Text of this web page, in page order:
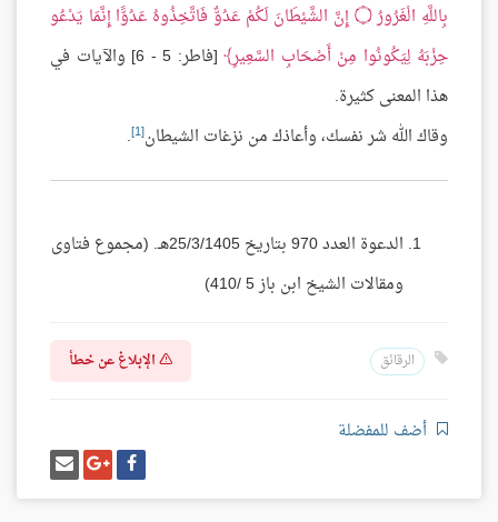
بِاللَّهِ الْغَرُورُ۝
إِنَّ الشَّيْطَانَ لَكُمْ عَدُوٌّ فَاتَّخِذُوهُ عَدُوًّا إِنَّمَا يَدْعُو
حِزْبَهُ لِيَكُونُوا مِنْ أَصْحَابِ السَّعِيرِ
[فاطر: 5 - 6] والآيات في
هذا المعنى كثيرة.
وقاك الله شر نفسك، وأعاذك من نزغات الشيطان[1]
.
الدعوة العدد 970 بتاريخ 25/3/1405هـ. (مجموع فتاوى
ومقالات الشيخ ابن باز 5 /410)
الرقائق الإبلاغ عن خطأ
أضف للمفضلة
شارك
على
فيسبوك
شارك
على
غوغل
بلس
إرسل
إيميل